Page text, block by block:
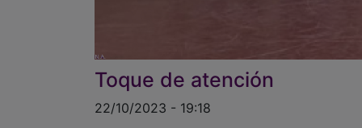
Toque de atención
22/10/2023 - 19:18